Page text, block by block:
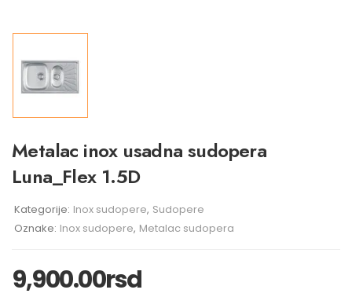
Metalac inox usadna sudopera
Luna_Flex 1.5D
Kategorije: Inox sudopere, Sudopere
Oznake: Inox sudopere, Metalac sudopera
9,900.00rsd